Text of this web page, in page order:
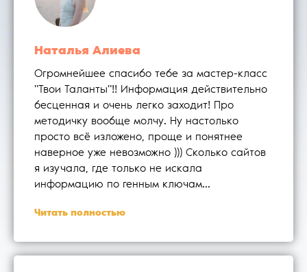
Наталья Алиева
Огромнейшее спасибо тебе за мастер-класс
"Твои Таланты"!! Информация действительно
бесценная и очень легко заходит! Про
методичку вообще молчу. Ну настолько
просто всё изложено, проще и понятнее
наверное уже невозможно ))) Сколько сайтов
я изучала, где только не искала
информацию по генным ключам...
Читать полностью